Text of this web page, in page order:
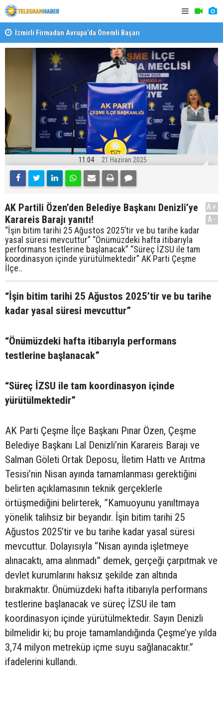
İzmirli Firmadan Avrupa’da Önemli Başarı
Devlet
11:04 21 Haziran 2025
AK Partili Özen’den Belediye Başkanı Denizli’ye
Karareis Barajı yanıtı!
“İşin bitim tarihi 25 Ağustos 2025’tir ve bu tarihe kadar
yasal süresi mevcuttur” “Önümüzdeki hafta itibarıyla
performans testlerine başlanacak” “Süreç İZSU ile tam
koordinasyon içinde yürütülmektedir” AK Parti Çeşme
İlçe..
A+
A-
“İşin bitim tarihi 25 Ağustos 2025’tir ve bu tarihe
kadar yasal süresi mevcuttur”
“Önümüzdeki hafta itibarıyla performans
testlerine başlanacak”
“Süreç İZSU ile tam koordinasyon içinde
yürütülmektedir”
AK Parti Çeşme İlçe Başkanı Pınar Özen, Çeşme
Belediye Başkanı Lal Denizli’nin Karareis Barajı ve
Salman Göleti Ortak Deposu, İletim Hattı ve Arıtma
Tesisi’nin Nisan ayında tamamlanması gerektiğini
belirten açıklamasının teknik gerçeklerle
örtüşmediğini belirterek, ”Kamuoyunu yanıltmaya
yönelik talihsiz bir beyandır. İşin bitim tarihi 25
Ağustos 2025’tir ve bu tarihe kadar yasal süresi
mevcuttur. Dolayısıyla “Nisan ayında işletmeye
alınacaktı, ama alınmadı” demek, gerçeği çarpıtmak ve
devlet kurumlarını haksız şekilde zan altında
bırakmaktır. Önümüzdeki hafta itibarıyla performans
testlerine başlanacak ve süreç İZSU ile tam
koordinasyon içinde yürütülmektedir. Sayın Denizli
bilmelidir ki; bu proje tamamlandığında Çeşme’ye yılda
3,74 milyon metreküp içme suyu sağlanacaktır.”
ifadelerini kullandı.